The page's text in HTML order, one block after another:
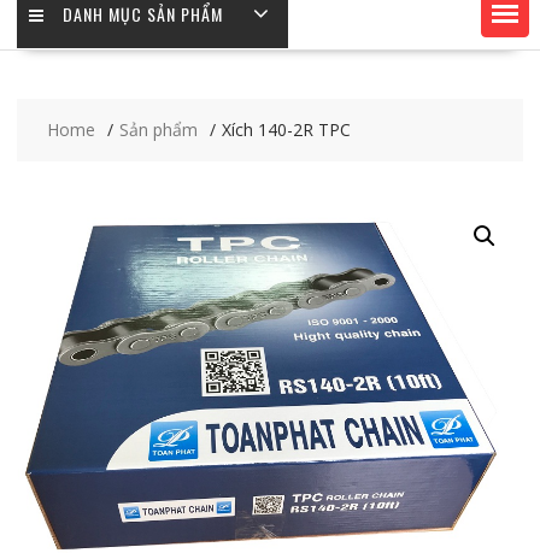
DANH MỤC SẢN PHẨM
Home Sản phẩm Xích 140-2R TPC